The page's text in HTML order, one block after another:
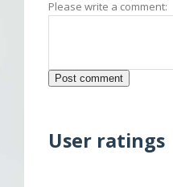
Please write a comment:
User ratings